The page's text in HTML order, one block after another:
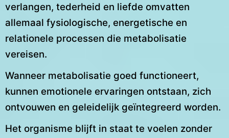
verlangen, tederheid en liefde omvatten
allemaal fysiologische, energetische en
relationele processen die metabolisatie
vereisen.
Wanneer metabolisatie goed functioneert,
kunnen emotionele ervaringen ontstaan, zich
ontvouwen en geleidelijk geïntegreerd worden.
Het organisme blijft in staat te voelen zonder